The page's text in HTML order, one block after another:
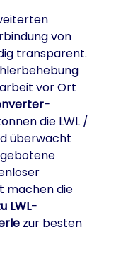
von
transparent.
vor Ort
die LWL /
überwacht
machen die
LWL-
zur besten